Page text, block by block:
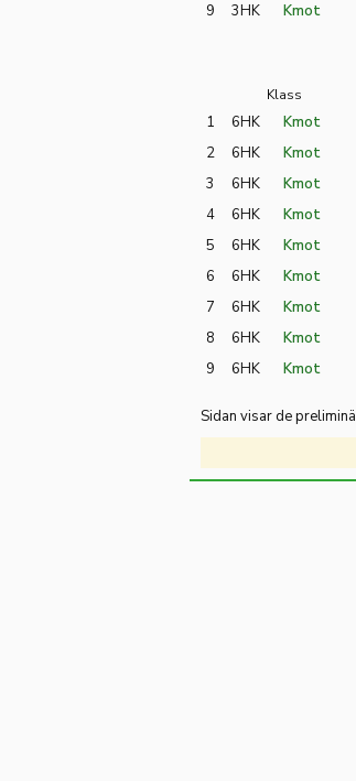
9
3HK Kmot
Klass
1 6HK Kmot
2
6HK Kmot
3
6HK Kmot
4
6HK Kmot
5
6HK Kmot
6
6HK Kmot
7
6HK Kmot
8
6HK Kmot
9
6HK Kmot
Sidan visar de